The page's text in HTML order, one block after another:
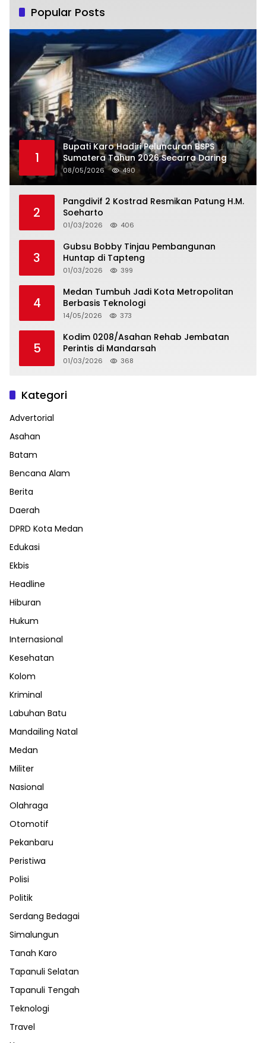
Popular Posts
1
Bupati Karo Hadiri Peluncuran BSPS
Sumatera Tahun 2026 Secarra Daring
08/05/2026 490
2
Pangdivif 2 Kostrad Resmikan Patung H.M.
Soeharto
01/03/2026 406
3
Gubsu Bobby Tinjau Pembangunan
Huntap di Tapteng
01/03/2026 399
4
Medan Tumbuh Jadi Kota Metropolitan
Berbasis Teknologi
14/05/2026 373
5
Kodim 0208/Asahan Rehab Jembatan
Perintis di Mandarsah
01/03/2026 368
Kategori
Advertorial
Asahan
Batam
Bencana Alam
Berita
Daerah
DPRD Kota Medan
Edukasi
Ekbis
Headline
Hiburan
Hukum
Internasional
Kesehatan
Kolom
Kriminal
Labuhan Batu
Mandailing Natal
Medan
Militer
Nasional
Olahraga
Otomotif
Pekanbaru
Peristiwa
Polisi
Politik
Serdang Bedagai
Simalungun
Tanah Karo
Tapanuli Selatan
Tapanuli Tengah
Teknologi
Travel